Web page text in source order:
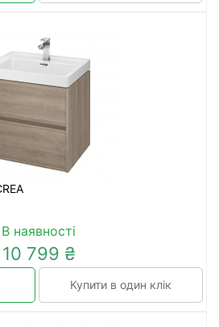
В наявності
10 799 ₴
Купити в один клік